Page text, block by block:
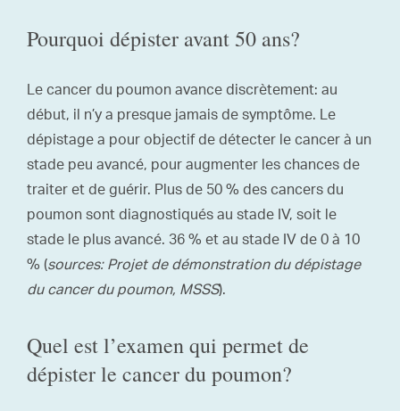
Pourquoi dépister avant 50 ans?
Le cancer du poumon avance discrètement: au
début, il n’y a presque jamais de symptôme. Le
dépistage a pour objectif de détecter le cancer à un
stade peu avancé, pour augmenter les chances de
traiter et de guérir. Plus de 50 % des cancers du
poumon sont diagnostiqués au stade IV, soit le
stade le plus avancé. 36 % et au stade IV de 0 à 10
% (sources: Projet de démonstration du dépistage
du cancer du poumon, MSSS).
Quel est l’examen qui permet de
dépister le cancer du poumon?